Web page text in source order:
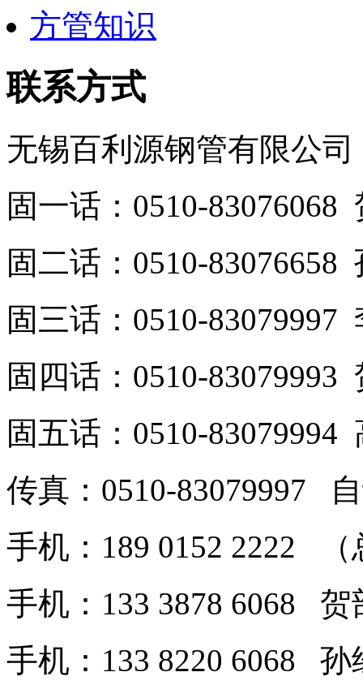
方管知识
联系方式
无锡百利源钢管有限公司
固一话：0510-
固二话：0510-83076658
固三话：0510-83079997
固四话：0510-83079993
固五话：0510-83079994
传真：0510-83079997
手机：189 0152 2222 （
手机：133 3878 6068 贺
手机：133 8220 6068